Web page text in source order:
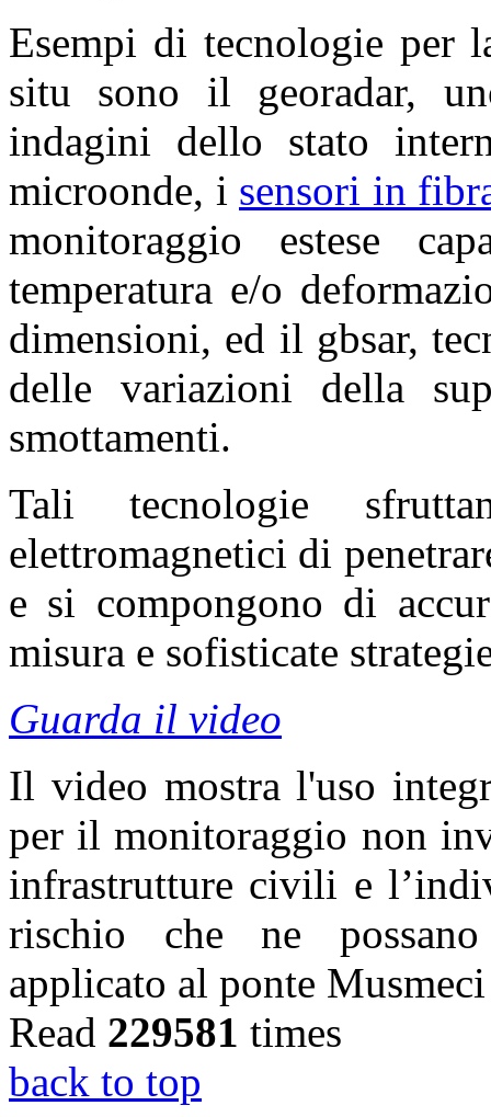
Esempi di tecnologie per
situ sono il georadar,
indagini dello stato
microonde, i sensori in
monitoraggio estese
temperatura e/o
dimensioni, ed il gbsar,
delle variazioni della
smottamenti.
Tali tecnologie
elettromagnetici di
e si compongono di
misura e sofisticate
Guarda il video
Il video mostra l'uso
per il monitoraggio non
infrastrutture civili e
rischio che ne
applicato al ponte
Read 229581 times
back to top